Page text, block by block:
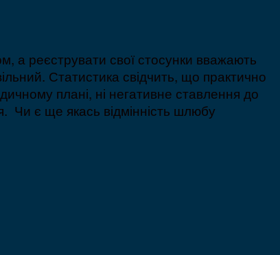
а реєструвати свої стосунки вважають
Статистика свідчить, що практично
плані, ні негативне ставлення до
Чи є ще якась відмінність шлюбу